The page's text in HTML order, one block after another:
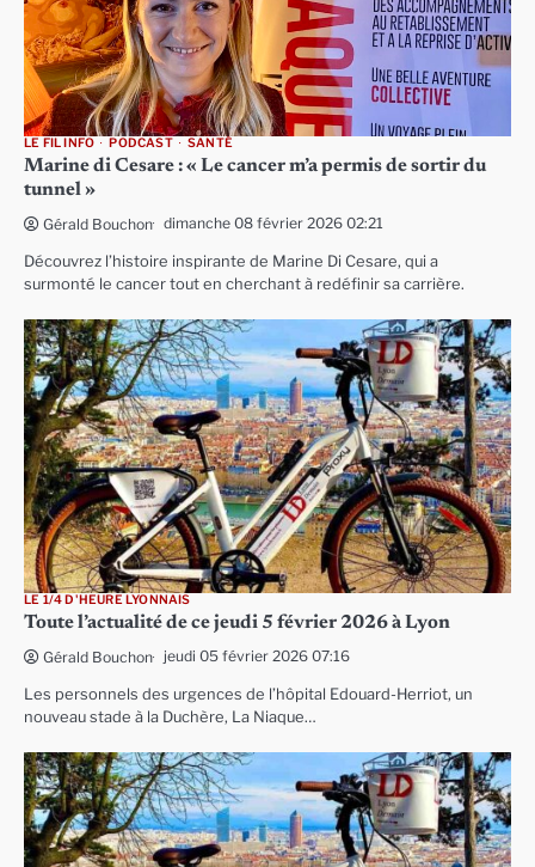
LE FIL INFO PODCAST SANTÉ
Marine di Cesare : « Le cancer m’a permis de sortir du
tunnel »
Gérald Bouchon dimanche 08 février 2026 02:21
Découvrez l’histoire inspirante de Marine Di Cesare, qui a
surmonté le cancer tout en cherchant à redéfinir sa carrière.
LE 1/4 D'HEURE LYONNAIS
Toute l’actualité de ce jeudi 5 février 2026 à Lyon
Gérald Bouchon jeudi 05 février 2026 07:16
Les personnels des urgences de l’hôpital Edouard-Herriot, un
nouveau stade à la Duchère, La Niaque…